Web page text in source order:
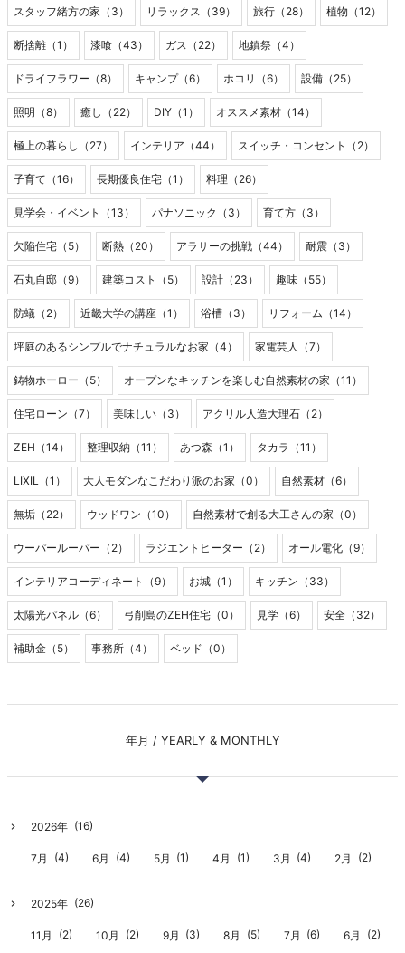
スタッフ緒方の家（3） リラックス（39） 旅行（28） 植物（12）
断捨離（1） 漆喰（43） ガス（22） 地鎮祭（4）
ドライフラワー（8） キャンプ（6） ホコリ（6） 設備（25）
照明（8） 癒し（22） DIY（1） オススメ素材（14）
極上の暮らし（27） インテリア（44） スイッチ・コンセント（2）
子育て（16） 長期優良住宅（1） 料理（26）
見学会・イベント（13） パナソニック（3） 育て方（3）
欠陥住宅（5） 断熱（20） アラサーの挑戦（44） 耐震（3）
石丸自邸（9） 建築コスト（5） 設計（23） 趣味（55）
防蟻（2） 近畿大学の講座（1） 浴槽（3） リフォーム（14）
坪庭のあるシンプルでナチュラルなお家（4） 家電芸人（7）
鋳物ホーロー（5） オープンなキッチンを楽しむ自然素材の家（11）
住宅ローン（7） 美味しい（3） アクリル人造大理石（2）
ZEH（14） 整理収納（11） あつ森（1） タカラ（11）
LIXIL（1） 大人モダンなこだわり派のお家（0） 自然素材（6）
無垢（22） ウッドワン（10） 自然素材で創る大工さんの家（0）
ウーパールーパー（2） ラジエントヒーター（2） オール電化（9）
インテリアコーディネート（9） お城（1） キッチン（33）
太陽光パネル（6） 弓削島のZEH住宅（0） 見学（6） 安全（32）
補助金（5） 事務所（4） ベッド（0）
年月 / YEARLY & MONTHLY
2026年 (16)
7月 (4) 6月 (4) 5月 (1) 4月 (1) 3月 (4) 2月 (2)
2025年 (26)
11月 (2) 10月 (2) 9月 (3) 8月 (5) 7月 (6) 6月 (2)